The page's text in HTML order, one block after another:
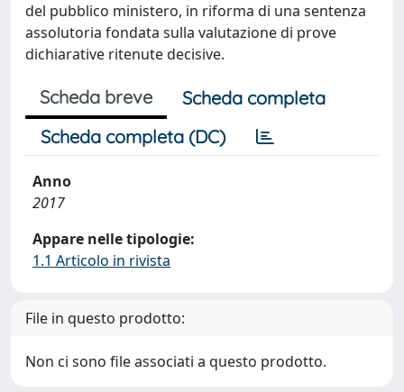
del pubblico ministero, in riforma di una sentenza
assolutoria fondata sulla valutazione di prove
dichiarative ritenute decisive.
Scheda breve
Scheda completa
Scheda completa (DC)
Anno
2017
Appare nelle tipologie:
1.1 Articolo in rivista
File in questo prodotto:
Non ci sono file associati a questo prodotto.